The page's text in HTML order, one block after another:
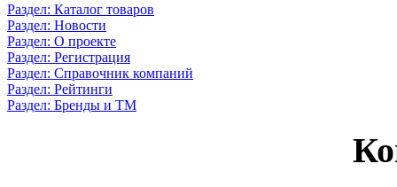
Раздел: Каталог товаров
Раздел: Новости
Раздел: О проекте
Раздел: Регистрация
Раздел: Справочник компаний
Раздел: Рейтинги
Раздел: Бренды и ТМ